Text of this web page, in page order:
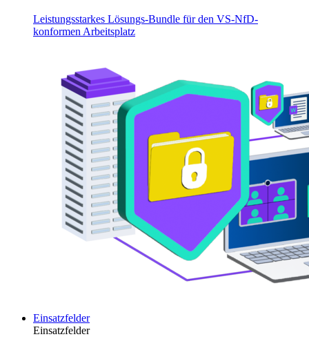
Leistungsstarkes Lösungs-Bundle für den VS-NfD-
konformen Arbeitsplatz
Einsatzfelder
Einsatzfelder